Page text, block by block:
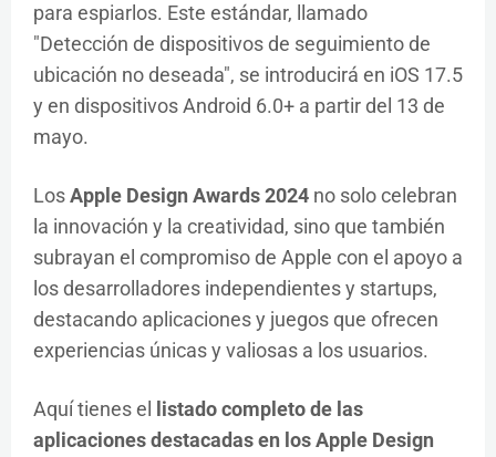
para espiarlos. Este estándar, llamado
"Detección de dispositivos de seguimiento de
ubicación no deseada", se introducirá en iOS 17.5
y en dispositivos Android 6.0+ a partir del 13 de
mayo.
LosApple Design Awards 2024 no solo celebran
la innovación y la creatividad, sino que también
subrayan el compromiso de Apple con el apoyo a
los desarrolladores independientes y startups,
destacando aplicaciones y juegos que ofrecen
experiencias únicas y valiosas a los usuarios.
Aquí tienes el
listado completo de las
aplicaciones destacadas en los Apple Design